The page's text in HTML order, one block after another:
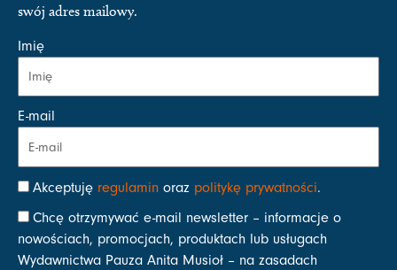
swój adres mailowy.
Imię
E-mail
Akceptuję regulamin oraz politykę prywatności.
Chcę otrzymywać e-mail newsletter – informacje o
nowościach, promocjach, produktach lub usługach
Wydawnictwa Pauza Anita Musioł – na zasadach